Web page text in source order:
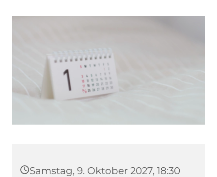
Samstag, 9. Oktober 2027, 18:30